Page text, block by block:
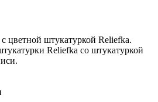
цветной штукатуркой Reliefka.
Reliefka со штукатуркой